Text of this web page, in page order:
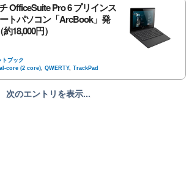
OfficeSuite Pro 6 プリインス
トパソコン「ArcBook」発
18,000円）
ブック
core (2 core), QWERTY, TrackPad
次のエントリを表示...